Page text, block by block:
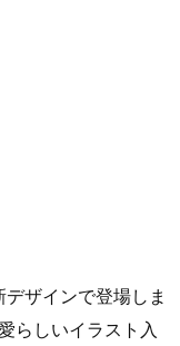
ザインで登場しま
らしいイラスト入